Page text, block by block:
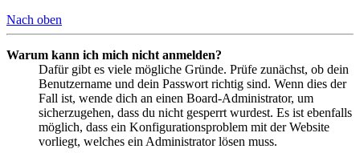
Nach oben
Warum kann ich mich nicht anmelden?
Dafür gibt es viele mögliche Gründe. Prüfe zunächst, ob dein
Benutzername und dein Passwort richtig sind. Wenn dies der
Fall ist, wende dich an einen Board-Administrator, um
sicherzugehen, dass du nicht gesperrt wurdest. Es ist ebenfalls
möglich, dass ein Konfigurationsproblem mit der Website
vorliegt, welches ein Administrator lösen muss.